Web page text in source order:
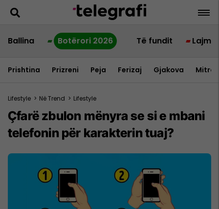
Ballina Botërori 2026 Të fundit Lajme
Prishtina Prizreni Peja Ferizaj Gjakova
Lifestyle > Në Trend > Lifestyle
Çfarë zbulon mënyra se si e mbani
telefonin për karakterin tuaj?